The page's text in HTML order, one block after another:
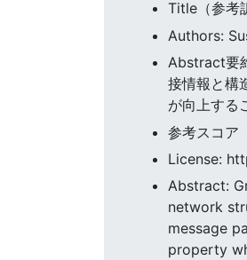
Title（参考
Authors:
Abstract要
接情報と構
が向上する
参考スコア
License:
Abstract:
network
message
property